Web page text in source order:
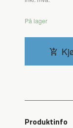
På lager
Produktinfo